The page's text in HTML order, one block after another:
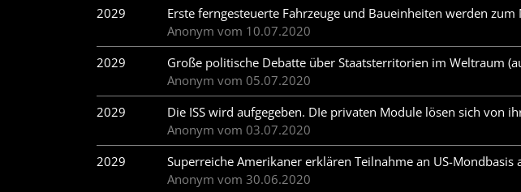
2029
Erste ferngesteuerte Fahrzeuge und Baueinheiten werden
Anonym vom 10.07.2020
2029
Große politische Debatte über Staatsterritorien im Weltraum
Anonym vom 05.07.2020
2029
Die ISS wird aufgegeben. DIe privaten Module lösen sich von
Anonym vom 03.07.2020
2029
Superreiche Amerikaner erklären Teilnahme an US-Mondbasis
Anonym vom 30.06.2020